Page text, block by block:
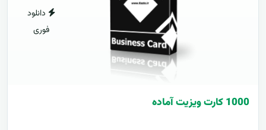
دانلود
فوری
1000 کارت ويزيت آماده